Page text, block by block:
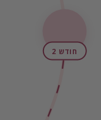
חודש 2